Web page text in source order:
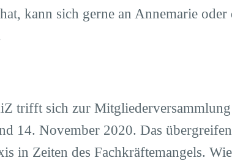
kann sich gerne an Annemarie
trifft sich zur
14. November 2020. Das
in Zeiten des Fachkräftemangels. Wie